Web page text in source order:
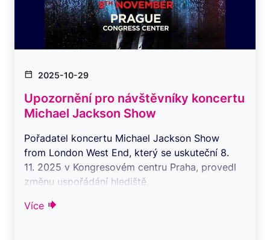
2025-10-29
Upozornění pro návštěvníky koncertu
Michael Jackson Show
Pořadatel koncertu Michael Jackson Show
from London West End, který se uskuteční 8.
11. 2025 v Kongresovém centru Praha, provedl
změnu uspořádání hlediště.
Více